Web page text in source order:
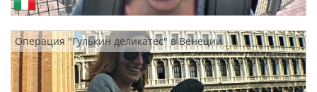
Операция "Гулькин деликатес" в Венеции